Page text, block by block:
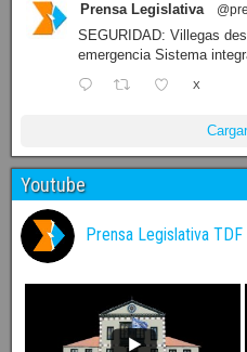
Prensa Legislativa
SEGURIDAD: Villegas
emergencia Sistema
X
Youtube
Prensa Legislativa TDF